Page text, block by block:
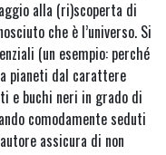
alla (ri)scoperta di
che è l’universo. Si
(un esempio: perché
pianeti dal carattere
e buchi neri in grado di
comodamente seduti
assicura di non